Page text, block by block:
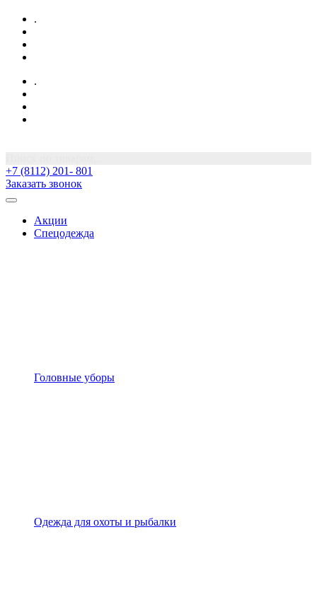
.
.
+7 (8112) 201- 801
Заказать звонок
Акции
Спецодежда
Головные уборы
Одежда для охоты и рыбалки